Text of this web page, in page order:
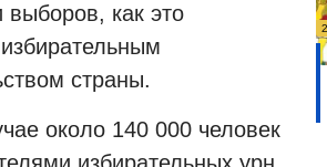
выборов, как это
страны.
около 140 000 человек
избирательных урн,